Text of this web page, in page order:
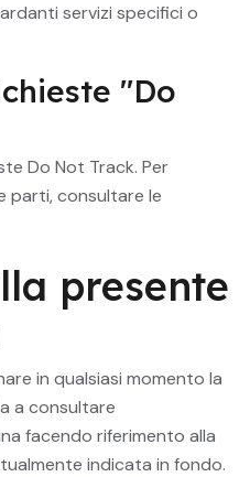
servizi specifici o
"Do
Do Not Track. Per
parti, consultare le
presente
in qualsiasi momento la
a consultare
facendo riferimento alla
indicata in fondo.